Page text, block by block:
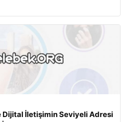
Dijital İletişimin Seviyeli Adresi